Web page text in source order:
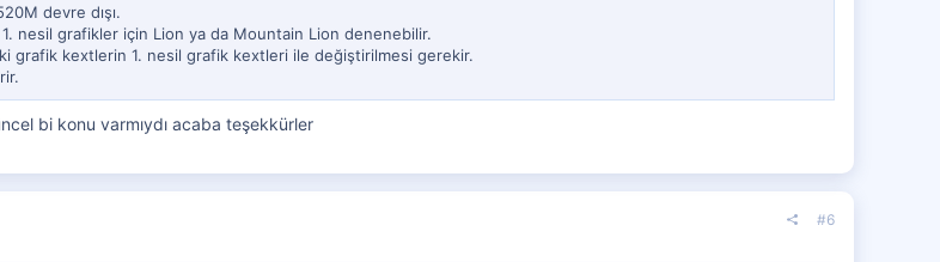
devre dışı.
nesil grafikler için Lion ya da Mountain Lion denenebilir.
grafik kextlerin 1. nesil grafik kextleri ile değiştirilmesi gerekir.
bi konu varmıydı acaba teşekkürler
#6